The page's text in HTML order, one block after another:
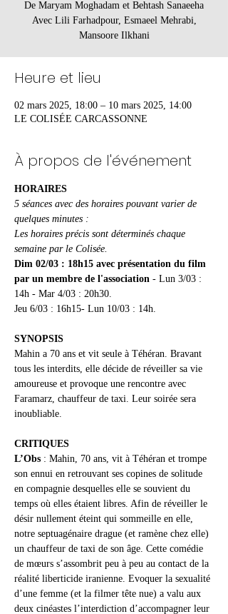
De Maryam Moghadam et Behtash Sanaeeha
Avec Lili Farhadpour, Esmaeel Mehrabi,
Mansoore Ilkhani
Heure et lieu
02 mars 2025, 18:00 – 10 mars 2025, 14:00
LE COLISÉE CARCASSONNE
À propos de l'événement
HORAIRES
5 séances avec des horaires pouvant varier de
quelques minutes :
Les horaires précis sont déterminés chaque
semaine par le Colisée.
Dim 02/03 : 18h15 avec présentation du film
par un membre de l'association - Lun 3/03 :
14h - Mar 4/03 : 20h30.
Jeu 6/03 : 16h15- Lun 10/03 : 14h.
SYNOPSIS
Mahin a 70 ans et vit seule à Téhéran. Bravant
tous les interdits, elle décide de réveiller sa vie
amoureuse et provoque une rencontre avec
Faramarz, chauffeur de taxi. Leur soirée sera
inoubliable.
CRITIQUES
L’Obs : Mahin, 70 ans, vit à Téhéran et trompe
son ennui en retrouvant ses copines de solitude
en compagnie desquelles elle se souvient du
temps où elles étaient libres. Afin de réveiller le
désir nullement éteint qui sommeille en elle,
notre septuagénaire drague (et ramène chez elle)
un chauffeur de taxi de son âge. Cette comédie
de mœurs s’assombrit peu à peu au contact de la
réalité liberticide iranienne. Evoquer la sexualité
d’une femme (et la filmer tête nue) a valu aux
deux cinéastes l’interdiction d’accompagner leur